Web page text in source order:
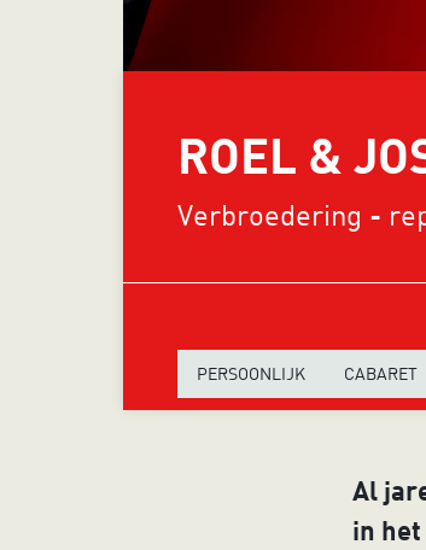
ROEL &
Verbroedering -
PERSOONLIJK CABARET
Al
in